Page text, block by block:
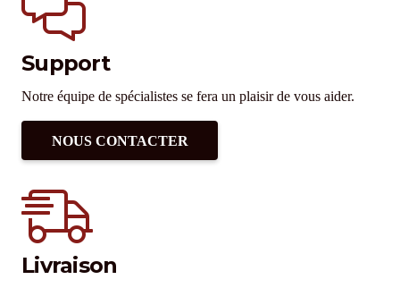
Support
Notre équipe de spécialistes se fera un plaisir de vous aider.
NOUS CONTACTER
Livraison